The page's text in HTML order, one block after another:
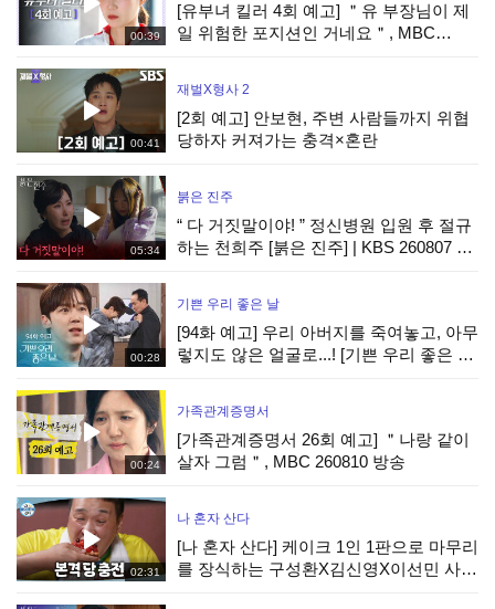
00:39
[유부녀 킬러 4회 예고] ＂유 부장님이 제
일 위험한 포지션인 거네요＂, MBC
00:41
재벌X형사 2
[2회 예고] 안보현, 주변 사람들까지 위협
당하자 커져가는 충격×혼란
05:34
붉은 진주
“ 다 거짓말이야! ” 정신병원 입원 후 절규
하는 천희주 [붉은 진주] | KBS 260807 방
00:28
기쁜 우리 좋은 날
[94화 예고] 우리 아버지를 죽여놓고, 아무
렇지도 않은 얼굴로...! [기쁜 우리 좋은 날]
00:24
가족관계증명서
[가족관계증명서 26회 예고] ＂나랑 같이
살자 그럼＂, MBC 260810 방송
02:31
나 혼자 산다
[나 혼자 산다] 케이크 1인 1판으로 마무리
를 장식하는 구성환X김신영X이선민 사전